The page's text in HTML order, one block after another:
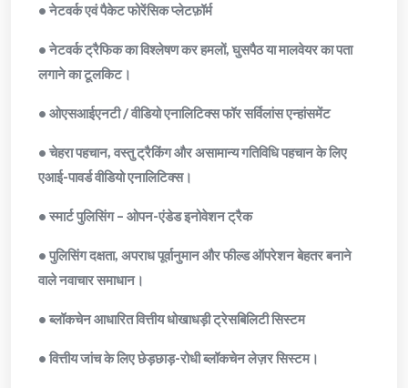
• नेटवर्क एवं पैकेट फोरेंसिक प्लेटफ़ॉर्म
• नेटवर्क ट्रैफिक का विश्लेषण कर हमलों, घुसपैठ या मालवेयर का पता
लगाने का टूलकिट।
• ओएसआईएनटी / वीडियो एनालिटिक्स फॉर सर्विलांस एन्हांसमेंट
• चेहरा पहचान, वस्तु ट्रैकिंग और असामान्य गतिविधि पहचान के लिए
एआई-पावर्ड वीडियो एनालिटिक्स।
• स्मार्ट पुलिसिंग – ओपन-एंडेड इनोवेशन ट्रैक
• पुलिसिंग दक्षता, अपराध पूर्वानुमान और फील्ड ऑपरेशन बेहतर बनाने
वाले नवाचार समाधान।
• ब्लॉकचेन आधारित वित्तीय धोखाधड़ी ट्रेसबिलिटी सिस्टम
• वित्तीय जांच के लिए छेड़छाड़-रोधी ब्लॉकचेन लेज़र सिस्टम।